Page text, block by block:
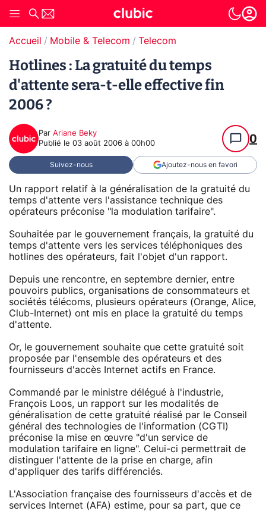
Accueil Mobile & Telecom Telecom
Hotlines : La gratuité du temps
d'attente sera-t-elle effective fin
2006 ?
Par Ariane Beky
Publié le 03 août 2006 à 00h00 0
Suivez-nous Ajoutez-nous en favori
Un rapport relatif à la généralisation de la gratuité du
temps d'attente vers l'assistance technique des
opérateurs préconise "la modulation tarifaire".
Souhaitée par le gouvernement français, la gratuité du
temps d'attente vers les services téléphoniques des
hotlines des opérateurs, fait l'objet d'un rapport.
Depuis une rencontre, en septembre dernier, entre
pouvoirs publics, organisations de consommateurs et
sociétés télécoms, plusieurs opérateurs (Orange, Alice,
Club-Internet) ont mis en place la gratuité du temps
d'attente.
Or, le gouvernement souhaite que cette gratuité soit
proposée par l'ensemble des opérateurs et des
fournisseurs d'accès Internet actifs en France.
Commandé par le ministre délégué à l'industrie,
François Loos, un rapport sur les modalités de
généralisation de cette gratuité réalisé par le Conseil
général des technologies de l'information (CGTI)
préconise la mise en œuvre "d'un service de
modulation tarifaire en ligne". Celui-ci permettrait de
distinguer l'attente de la prise en charge, afin
d'appliquer des tarifs différenciés.
L'Association française des fournisseurs d'accès et de
services Internet (AFA) estime, pour sa part, que ce